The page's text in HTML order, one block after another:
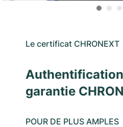
Le certificat CHRONEXT
garantie
POUR DE PLUS AMPLES